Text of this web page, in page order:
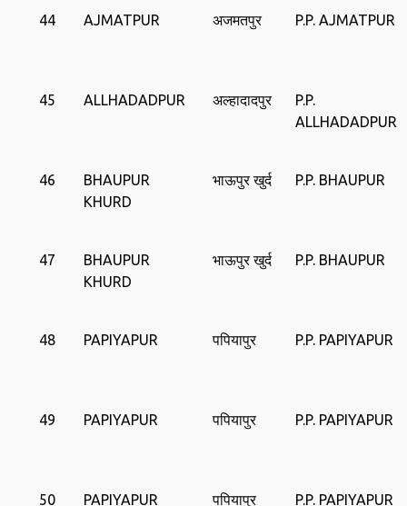
44 AJMATPUR अजमतपुर P.P. AJMATPUR
45 ALLHADADPUR अल्‍हादादपुर
P.P.
ALLHADADPUR
46
BHAUPUR
KHURD
भाऊपुर खुर्द P.P. BHAUPUR
47
BHAUPUR
KHURD
भाऊपुर खुर्द P.P. BHAUPUR
48 PAPIYAPUR पपियापुर P.P. PAPIYAPUR
49 PAPIYAPUR पपियापुर P.P. PAPIYAPUR
50 PAPIYAPUR पपियापुर P.P. PAPIYAPUR